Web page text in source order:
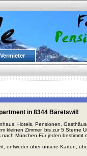
in 8344 Bäretswil!
Hotels, Pensionen,
kleinen Zimmer, bis zur 5 Sterne
nach München.Für jeden bestimmt
entweder über unsere Karten,